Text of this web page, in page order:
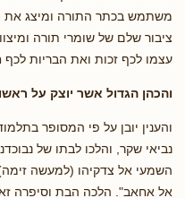
משתמש בכתר התורה ומיצג את
ציבור שלם של שומרי תורה
עצמו לכף זכות ואת הבריות לכף
והכהן הגדול אשר יוצק על
והענין יובן על פי המסופר
נביאי שקר, והלכו לבתו של
השמעי אל צדקיהו (למעשה
אל אחאב". הלכה הבת וסיפרה